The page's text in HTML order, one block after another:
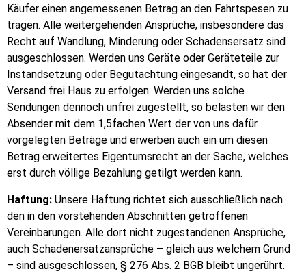
Käufer einen angemessenen Betrag an den Fahrtspesen zu
tragen. Alle weitergehenden Ansprüche, insbesondere das
Recht auf Wandlung, Minderung oder Schadensersatz sind
ausgeschlossen. Werden uns Geräte oder Geräteteile zur
Instandsetzung oder Begutachtung eingesandt, so hat der
Versand frei Haus zu erfolgen. Werden uns solche
Sendungen dennoch unfrei zugestellt, so belasten wir den
Absender mit dem 1,5fachen Wert der von uns dafür
vorgelegten Beträge und erwerben auch ein um diesen
Betrag erweitertes Eigentumsrecht an der Sache, welches
erst durch völlige Bezahlung getilgt werden kann.
Haftung: Unsere Haftung richtet sich ausschließlich nach
den in den vorstehenden Abschnitten getroffenen
Vereinbarungen. Alle dort nicht zugestandenen Ansprüche,
auch Schadenersatzansprüche – gleich aus welchem Grund
– sind ausgeschlossen, § 276 Abs. 2 BGB bleibt ungerührt.